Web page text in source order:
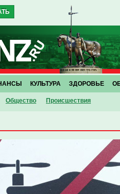
Общество Проиcшествия
КУЛЬТУРА ЗДОРОВЬЕ